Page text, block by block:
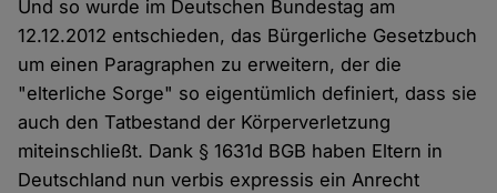
Und so wurde im Deutschen Bundestag am
12.12.2012 entschieden, das Bürgerliche Gesetzbuch
um einen Paragraphen zu erweitern, der die
"elterliche Sorge" so eigentümlich definiert, dass sie
auch den Tatbestand der Körperverletzung
miteinschließt. Dank § 1631d BGB haben Eltern in
Deutschland nun verbis expressis ein Anrecht